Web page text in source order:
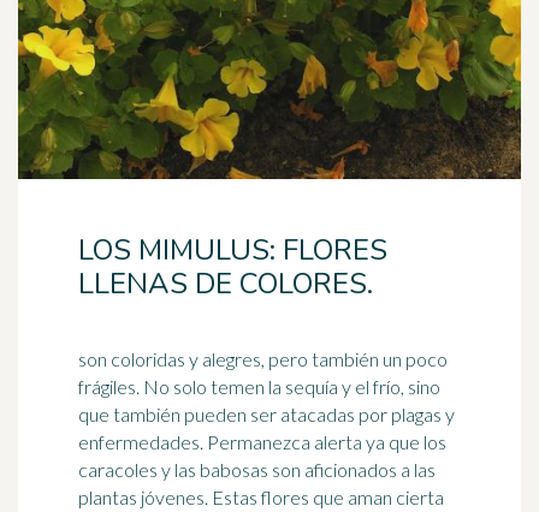
LOS MIMULUS: FLORES
LLENAS DE COLORES.
son coloridas y alegres, pero también un poco
frágiles. No solo temen la sequía y el frío, sino
que también pueden ser atacadas por plagas y
enfermedades. Permanezca alerta ya que los
caracoles y las babosas son aficionados a las
plantas jóvenes. Estas flores que aman cierta